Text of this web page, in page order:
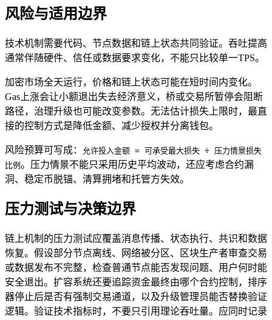
风险与适用边界
技术机制需要代码、节点数据和链上状态共同验证。吞吐提高
通常伴随硬件、信任或数据要求变化，不能只比较单一TPS。
加密市场全天运行，价格和链上状态可能在短时间内变化。
Gas上涨会让小额退出失去经济意义，桥或交易所暂停会阻断
路径，治理升级也可能改变参数。无法估计损失上限时，最直
接的控制方式是降低金额、减少授权并分离钱包。
风险预算可写成：
允许投入金额 = 可承受最大损失 ÷ 压力情景损失
比例。压力情景不能只采用历史平均波动，还应考虑合约漏
洞、稳定币脱锚、清算拥堵和托管方失效。
压力测试与决策边界
链上机制的压力测试应覆盖消息传播、状态执行、共识和数据
恢复。假设部分节点离线、网络被分区、区块生产者审查交易
或数据发布不完整，检查普通节点能否发现问题、用户何时能
安全退出。扩容系统还要追踪资金最终由哪个合约控制，排序
器停止后是否有强制交易通道，以及升级管理员能否替换验证
逻辑。验证技术指标时，不要只引用理论吞吐量。应同时记录